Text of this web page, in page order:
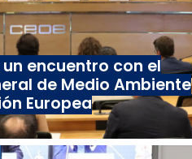
un encuentro con el
de Medio Ambiente
Europea